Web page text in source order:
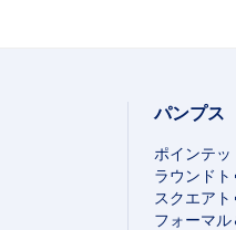
パンプス
ポインテッ
ラウンドト
スクエアト
フォーマル